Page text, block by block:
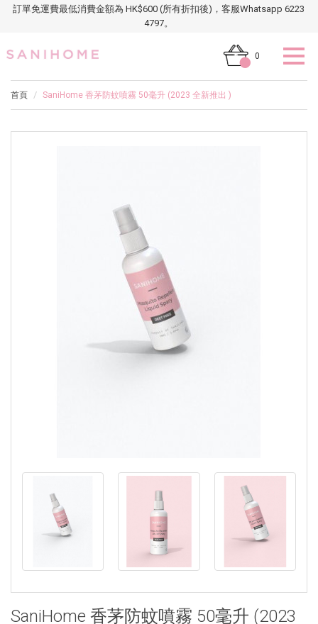
訂單免運費最低消費金額為 HK$600 (所有折扣後)，客服Whatsapp 6223
4797。
0
首頁 SaniHome 香茅防蚊噴霧 50毫升 (2023 全新推出 )
SaniHome 香茅防蚊噴霧 50毫升 (2023